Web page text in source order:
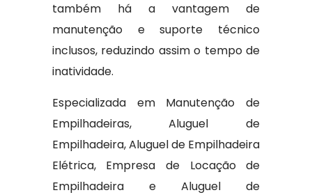
também há a vantagem de
manutenção e suporte técnico
inclusos, reduzindo assim o tempo de
inatividade.
Especializada em Manutenção de
Empilhadeiras, Aluguel de
Empilhadeira, Aluguel de Empilhadeira
Elétrica, Empresa de Locação de
Empilhadeira e Aluguel de